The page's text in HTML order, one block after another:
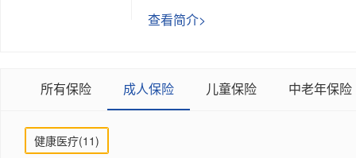
查看简介>
所有保险 成人保险 儿童保险 中老年保险
健康医疗(11)